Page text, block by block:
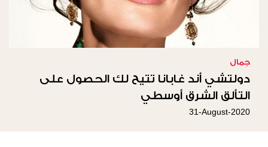
جمال
دولتشي أند غابانا تتيح لك الحصول على
التألق الشرق أوسطي
31-August-2020